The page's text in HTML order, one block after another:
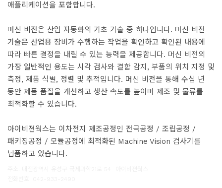
애플리케이션을 포함합니다. ​
머신 비전은 산업 자동화의 기초 기술 중 하나입니다. 머신 비전
기술은 산업용 장비가 수행하는 작업을 확인하고 확인된 내용에
따라 빠른 결정을 내릴 수 있는 능력을 제공합니다. 머신 비전의
가장 일반적인 용도는 시각 검사와 결함 감지, 부품의 위치 지정 및
측정, 제품 식별, 정렬 및 추적입니다. 머신 비전을 통해 수십 년
동안 제품 품질을 개선하고 생산 속도를 높이며 제조 및 물류를
최적화할 수 있습니다.
아이비젼웍스는 이차전지 제조공정인 전극공정 / 조립공정 /
패키징공정 / 모듈공정에 최적화된 Machine Vision 검사기를
납품하고 있습니다.